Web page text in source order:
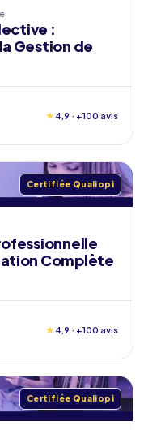
:
Gestion de
★ 4,9 · +100 avis
Certifiée Qualiopi
Complète
★ 4,9 · +100 avis
Certifiée Qualiopi